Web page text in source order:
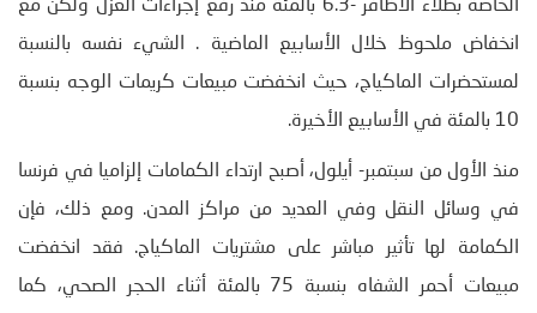
الخاصة بطلاء الأظافر -6.3 بالمئة منذ رفع إجراءات العزل ولكن مع
انخفاض ملحوظ خلال الأسابيع الماضية . الشيء نفسه بالنسبة
لمستحضرات الماكياج، حيث انخفضت مبيعات كريمات الوجه بنسبة
10 بالمئة في الأسابيع الأخيرة.
منذ الأول من سبتمبر- أيلول، أصبح ارتداء الكمامات إلزاميا في فرنسا
في وسائل النقل وفي العديد من مراكز المدن. ومع ذلك، فإن
الكمامة لها تأثير مباشر على مشتريات الماكياج. فقد انخفضت
مبيعات أحمر الشفاه بنسبة 75 بالمئة أثناء الحجر الصحي، كما